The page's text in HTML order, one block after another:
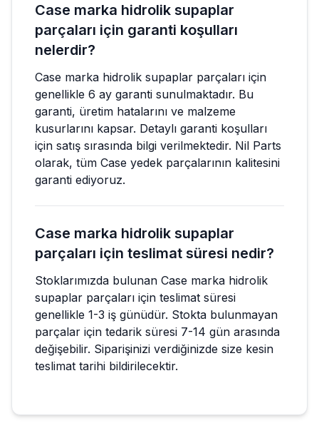
Case marka hidrolik supaplar
parçaları için garanti koşulları
nelerdir?
Case marka hidrolik supaplar parçaları için
genellikle 6 ay garanti sunulmaktadır. Bu
garanti, üretim hatalarını ve malzeme
kusurlarını kapsar. Detaylı garanti koşulları
için satış sırasında bilgi verilmektedir. Nil Parts
olarak, tüm Case yedek parçalarının kalitesini
garanti ediyoruz.
Case marka hidrolik supaplar
parçaları için teslimat süresi nedir?
Stoklarımızda bulunan Case marka hidrolik
supaplar parçaları için teslimat süresi
genellikle 1-3 iş günüdür. Stokta bulunmayan
parçalar için tedarik süresi 7-14 gün arasında
değişebilir. Siparişinizi verdiğinizde size kesin
teslimat tarihi bildirilecektir.